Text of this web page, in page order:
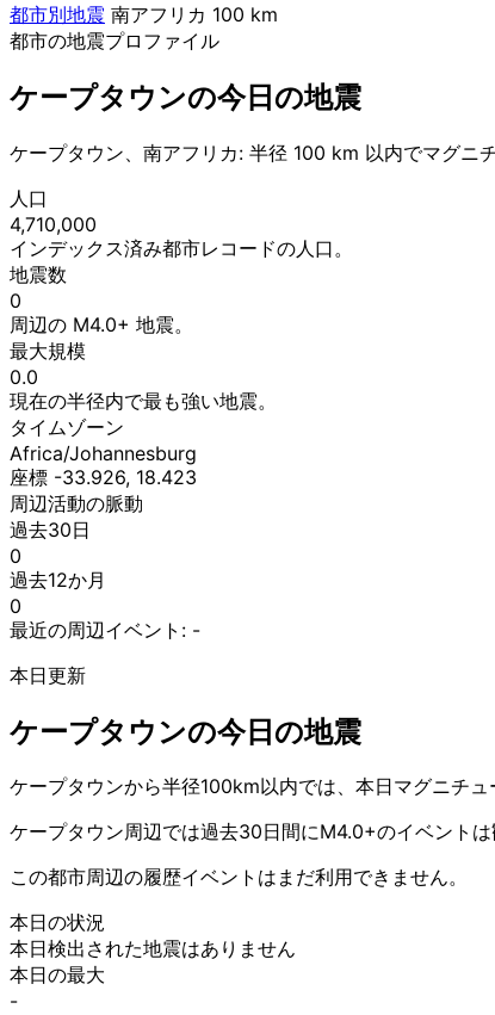
都市別地震 南アフリカ 100 km
都市の地震プロファイル
ケープタウンの今日の地震
ケープタウン、南アフリカ: 半径 100 km 以内でマグニ
人口
4,710,000
インデックス済み都市レコードの人口。
地震数
0
周辺の M4.0+ 地震。
最大規模
0.0
現在の半径内で最も強い地震。
タイムゾーン
Africa/Johannesburg
座標 -33.926, 18.423
周辺活動の脈動
過去30日
0
過去12か月
0
最近の周辺イベント: -
本日更新
ケープタウンの今日の地震
ケープタウンから半径100km以内では、本日マグニチ
ケープタウン周辺では過去30日間にM4.0+のイベントは
この都市周辺の履歴イベントはまだ利用できません。
本日の状況
本日検出された地震はありません
本日の最大
-